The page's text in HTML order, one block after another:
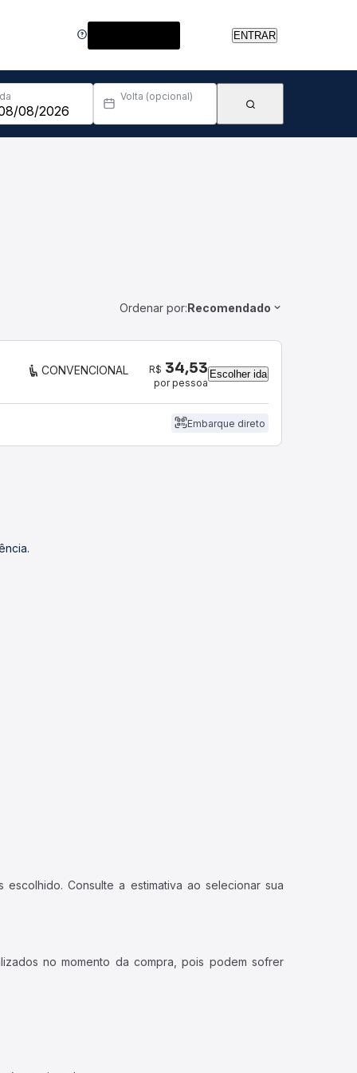
ENTRAR
Volta (opcional)
Ordenar por:Recomendado
CONVENCIONAL R$ 34,53
por pessoa
Escolher ida
Embarque direto
Consulte a estimativa ao selecionar sua
no momento da compra, pois podem sofrer